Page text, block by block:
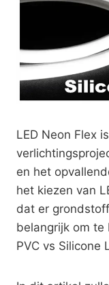
LED Neon Flex
en het
het kiezen van
dat er
belangrijk om te
PVC vs Silicone